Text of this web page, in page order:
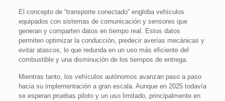
El concepto de “transporte conectado” engloba vehículos
equipados con sistemas de comunicación y sensores que
generan y comparten datos en tiempo real. Estos datos
permiten optimizar la conducción, predecir averías mecánicas y
evitar atascos, lo que redunda en un uso más eficiente del
combustible y una disminución de los tiempos de entrega.
Mientras tanto, los vehículos autónomos avanzan paso a paso
hacia su implementación a gran escala. Aunque en 2025 todavía
se esperan pruebas piloto y un uso limitado, principalmente en